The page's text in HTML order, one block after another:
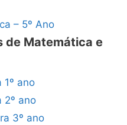
– 5º Ano
de Matemática e
ano
2º ano
3º ano